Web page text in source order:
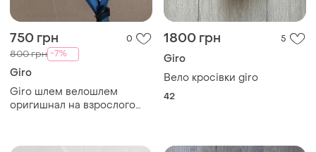
750 грн 0
800 грн -7%
Giro
Giro шлем велошлем
оригишнал на взрослого
1800 грн 5
Giro
Вело кросівки giro
42